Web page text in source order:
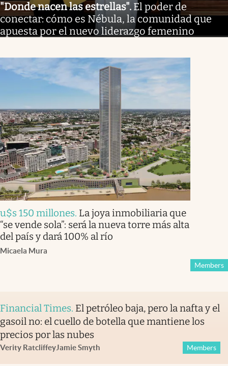
"Donde nacen las estrellas". El poder de
conectar: cómo es Nébula, la comunidad que
apuesta por el nuevo liderazgo femenino
u$s 150 millones. La joya inmobiliaria que
“se vende sola”: será la nueva torre más alta
del país y dará 100% al río
Micaela Mura
Members
Financial Times. El petróleo baja, pero la nafta y el
gasoil no: el cuello de botella que mantiene los
precios por las nubes
Verity RatcliffeyJamie Smyth Members